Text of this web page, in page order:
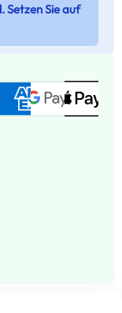
Setzen Sie auf